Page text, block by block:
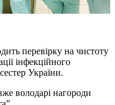
перевірку на чистоту
інфекційного
України.
володарі нагороди